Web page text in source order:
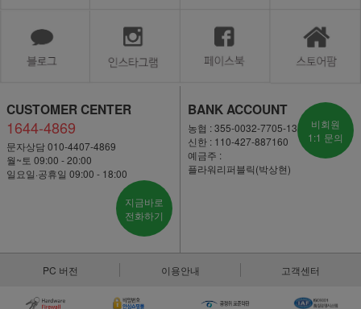
CUSTOMER CENTER
1644-4869
문자상담 010-4407-4869
월~토 09:00 - 20:00
일요일·공휴일 09:00 - 18:00
지금바로
전화하기
BANK ACCOUNT
농협 : 355-0032-7705-13
신한 : 110-427-887160
예금주 :
플라워리퍼블릭(박상현)
비회원
1:1 문의
PC 버전 이용안내 고객센터